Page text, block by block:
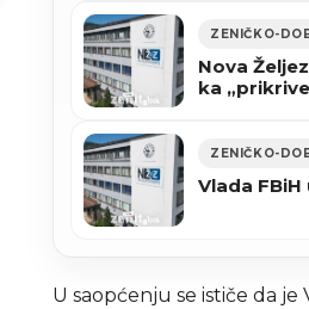
ZENIČKO-
Nova
ka
ZENIČKO-
Vlada
U saopćenju se ističe da je